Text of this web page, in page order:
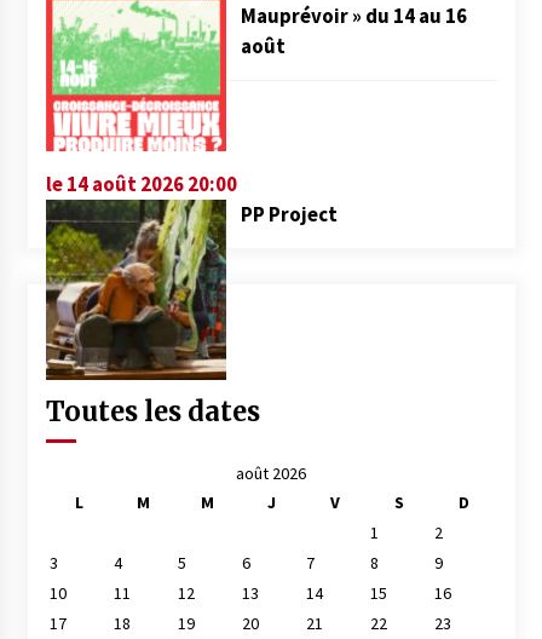
Mauprévoir » du 14 au 16
août
le 14 août 2026 20:00
PP Project
Toutes les dates
août 2026
L
M M J V S
D
1
2
3
4 5 6 7 8
9
10
11 12 13 14 15
16
17
18 19 20 21 22
23